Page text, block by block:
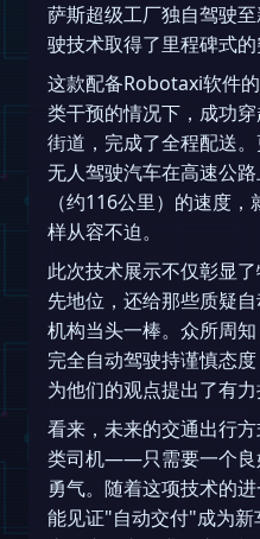
萨斯超级工厂独自驾驶
驶技术取得了里程碑式的
这款配备Robotaxi软件
类干预的情况下，成功
街道，完成了全程配送
无人驾驶汽车在高速公
（约116公里）的速度
样从容不迫。
此次技术展示不仅彰显
先地位，还给那些质疑
机构当头一棒。众所周
完全自动驾驶持谨慎态
为他们的观点提出了有力
看来，未来的交通出行
类司机——只需要一个良
勇气。随着这项技术的
能见证"自动交付"成为